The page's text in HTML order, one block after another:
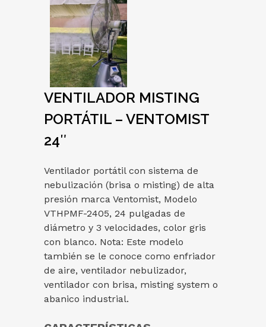
VENTILADOR MISTING
PORTÁTIL – VENTOMIST
24″
Ventilador portátil con sistema de
nebulización (brisa o misting) de alta
presión marca Ventomist, Modelo
VTHPMF-2405, 24 pulgadas de
diámetro y 3 velocidades, color gris
con blanco. Nota: Este modelo
también se le conoce como enfriador
de aire, ventilador nebulizador,
ventilador con brisa, misting system o
abanico industrial.